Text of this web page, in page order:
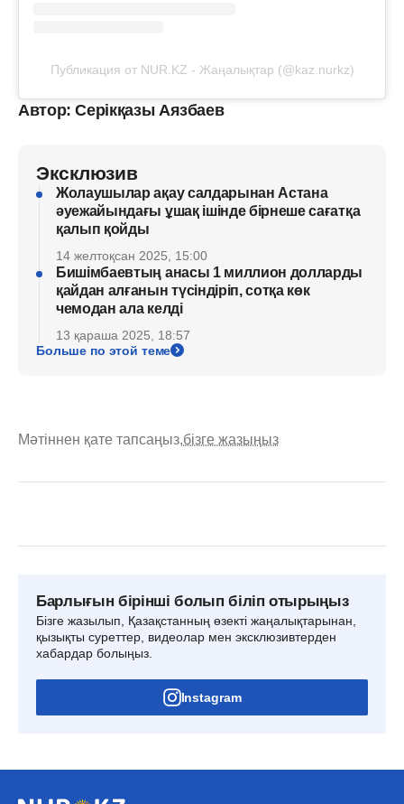
Публикация от NUR.KZ - Жаңалықтар (@kaz.nurkz)
Автор: Серікқазы Аязбаев
Эксклюзив
Жолаушылар ақау салдарынан Астана
әуежайындағы ұшақ ішінде бірнеше сағатқа
қалып қойды
14 желтоқсан 2025, 15:00
Бишімбаевтың анасы 1 миллион долларды
қайдан алғанын түсіндіріп, сотқа көк
чемодан ала келді
13 қараша 2025, 18:57
Больше по этой теме
Мәтіннен қате тапсаңыз,бізге жазыңыз
Барлығын бірінші болып біліп отырыңыз
Бізге жазылып, Қазақстанның өзекті жаңалықтарынан,
қызықты суреттер, видеолар мен эксклюзивтерден
хабардар болыңыз.
Instagram